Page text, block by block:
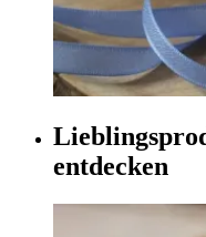
entdecken